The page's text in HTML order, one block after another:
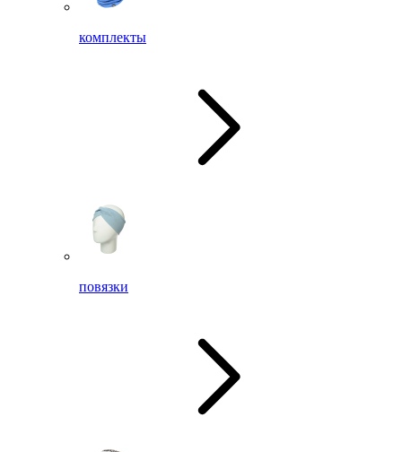
комплекты
повязки